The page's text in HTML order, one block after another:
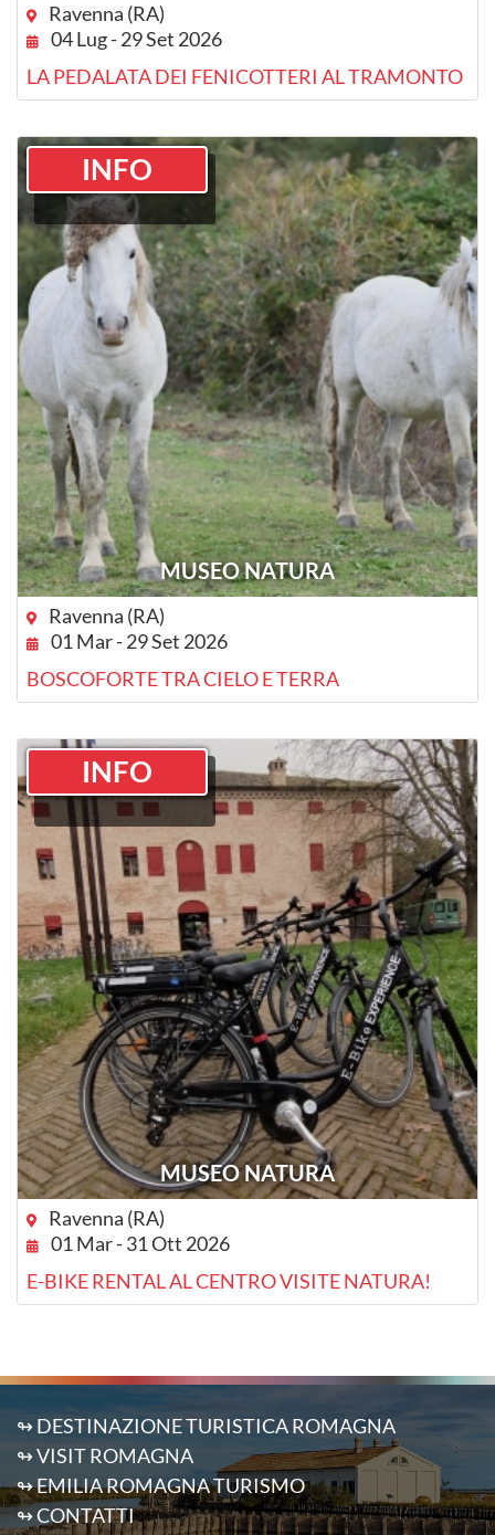
Ravenna (RA)
04 Lug - 29 Set 2026
LA PEDALATA DEI FENICOTTERI AL TRAMONTO
MUSEO NATURA
INFO
Ravenna (RA)
01 Mar - 29 Set 2026
BOSCOFORTE TRA CIELO E TERRA
MUSEO NATURA
INFO
Ravenna (RA)
01 Mar - 31 Ott 2026
E-BIKE RENTAL AL CENTRO VISITE NATURA!
↬ DESTINAZIONE TURISTICA ROMAGNA
↬ VISIT ROMAGNA
↬ EMILIA ROMAGNA TURISMO
↬ CONTATTI